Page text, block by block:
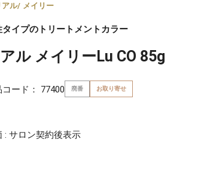
アル/ メイリー
タイプのトリートメントカラー
ル メイリーLu CO 85g
ード： 77400 廃番 お取り寄せ
: サロン契約後表示